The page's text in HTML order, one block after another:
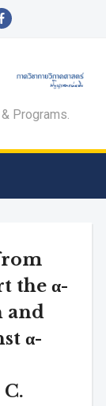
Programs.
the α-
and
α-